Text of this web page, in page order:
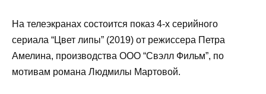
На телеэкранах состоится показ 4-х серийного
сериала “Цвет липы” (2019) от режиссера Петра
Амелина, производства ООО “Свэлл Фильм”, по
мотивам романа Людмилы Мартовой.